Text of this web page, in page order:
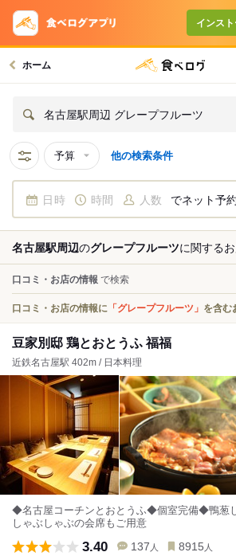
インス
ホーム
名古屋駅周辺 グレープフルーツ
予算 他の検索条件
日時 時間 人数 でネット予約
名古屋駅周辺のグレープフルーツに関する
口コミ・お店の情報 で検索
口コミ・お店の情報に 「グレープフルーツ」 を含む
豆家別邸 鶏とおとうふ 福福
近鉄名古屋駅 402m / 日本料理
◆名古屋コーチンとおとうふ◆個室完備◆鴨葱
しゃぶしゃぶの会席もご用意
3.40 137 人 8915 人